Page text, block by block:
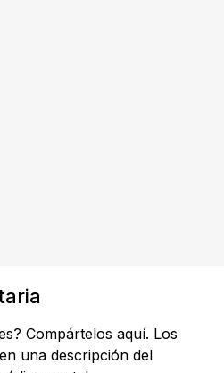
Compártelos aquí. Los
una descripción del